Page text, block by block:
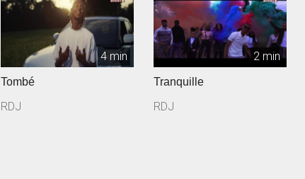
4 min
Tombé
RDJ
2 min
Tranquille
RDJ